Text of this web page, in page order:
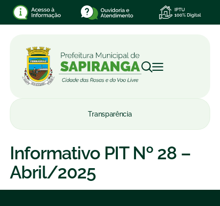
Transparência
Informativo PIT Nº 28 –
Abril/2025